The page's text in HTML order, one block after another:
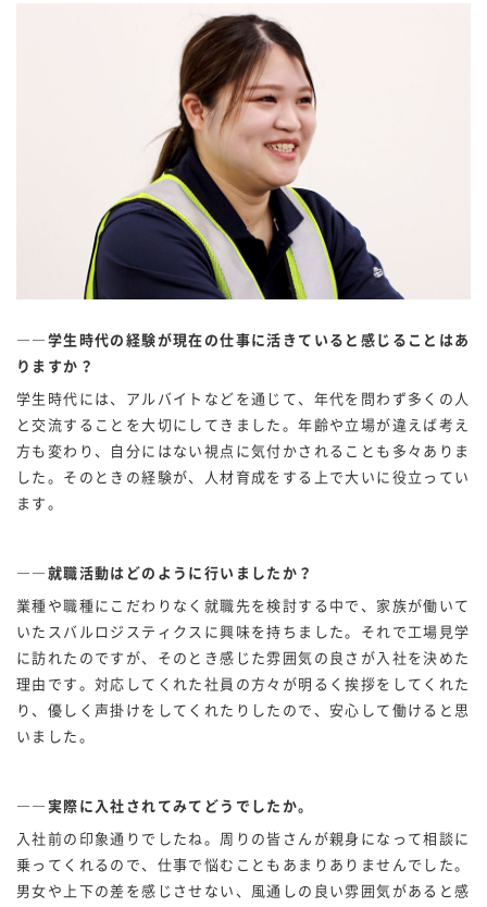
――学生時代の経験が現在の仕事に活きていると感じることはあ
りますか？
学生時代には、アルバイトなどを通じて、年代を問わず多くの人
と交流することを大切にしてきました。年齢や立場が違えば考え
方も変わり、自分にはない視点に気付かされることも多々ありま
した。そのときの経験が、人材育成をする上で大いに役立ってい
ます。
――就職活動はどのように行いましたか？
業種や職種にこだわりなく就職先を検討する中で、家族が働いて
いたスバルロジスティクスに興味を持ちました。それで工場見学
に訪れたのですが、そのとき感じた雰囲気の良さが入社を決めた
理由です。対応してくれた社員の方々が明るく挨拶をしてくれた
り、優しく声掛けをしてくれたりしたので、安心して働けると思
いました。
――実際に入社されてみてどうでしたか。
入社前の印象通りでしたね。周りの皆さんが親身になって相談に
乗ってくれるので、仕事で悩むこともあまりありませんでした。
男女や上下の差を感じさせない、風通しの良い雰囲気があると感